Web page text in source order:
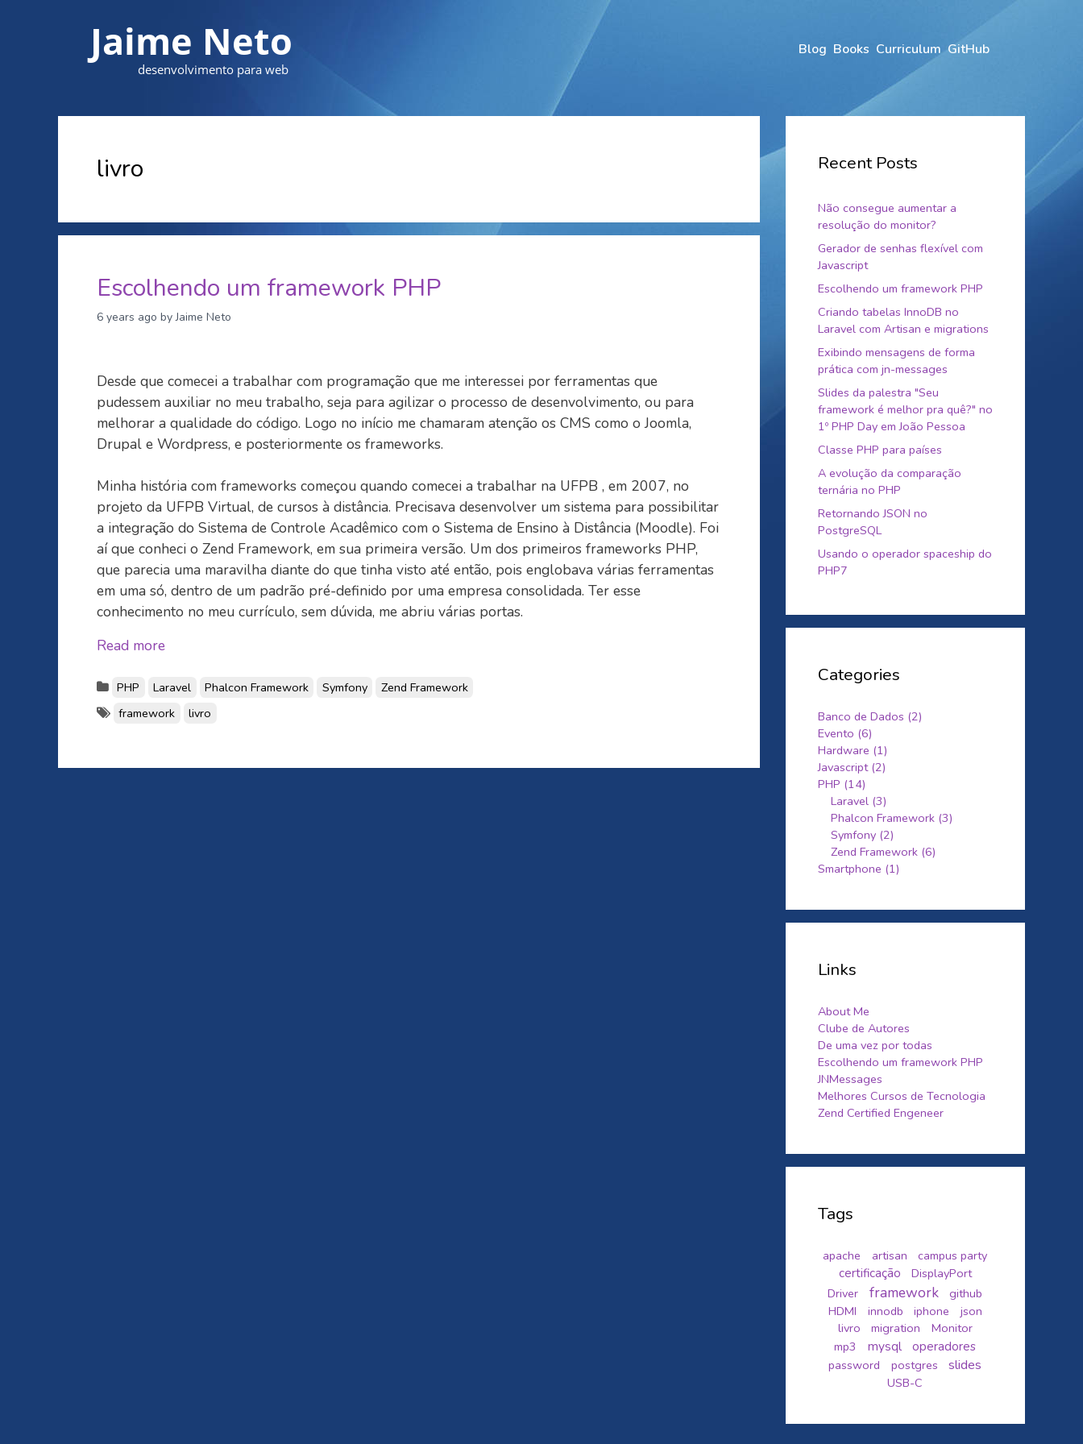
Jaime Neto
desenvolvimento para web
Blog Books Curriculum GitHub
livro
Escolhendo um framework PHP
6 years ago by Jaime Neto
Desde que comecei a trabalhar com programação que me interessei por ferramentas que
pudessem auxiliar no meu trabalho, seja para agilizar o processo de desenvolvimento, ou para
melhorar a qualidade do código. Logo no início me chamaram atenção os CMS como o Joomla,
Drupal e Wordpress, e posteriormente os frameworks.
Minha história com frameworks começou quando comecei a trabalhar na UFPB , em 2007, no
projeto da UFPB Virtual, de cursos à distância. Precisava desenvolver um sistema para possibilitar
a integração do Sistema de Controle Acadêmico com o Sistema de Ensino à Distância (Moodle). Foi
aí que conheci o Zend Framework, em sua primeira versão. Um dos primeiros frameworks PHP,
que parecia uma maravilha diante do que tinha visto até então, pois englobava várias ferramentas
em uma só, dentro de um padrão pré-definido por uma empresa consolidada. Ter esse
conhecimento no meu currículo, sem dúvida, me abriu várias portas.
Read more
PHP Laravel Phalcon Framework Symfony
Zend Framework
framework
livro
Recent Posts
Não consegue aumentar a
resolução do monitor?
Gerador de senhas flexível com
Javascript
Escolhendo um framework PHP
Criando tabelas InnoDB no
Laravel com Artisan e migrations
Exibindo mensagens de forma
prática com jn-messages
Slides da palestra "Seu
framework é melhor pra quê?" no
1º PHP Day em João Pessoa
Classe PHP para países
A evolução da comparação
ternária no PHP
Retornando JSON no
PostgreSQL
Usando o operador spaceship do
PHP7
Categories
Banco de Dados (2)
Evento (6)
Hardware (1)
Javascript (2)
PHP (14)
Laravel (3)
Phalcon Framework (3)
Symfony (2)
Zend Framework (6)
Smartphone (1)
Links
About Me
Clube de Autores
De uma vez por todas
Escolhendo um framework PHP
JNMessages
Melhores Cursos de Tecnologia
Zend Certified Engeneer
Tags
apache artisan
campus party
certificação
DisplayPort
Driver
framework
github
HDMI
innodb iphone
json
livro
migration
Monitor
mp3
mysql
operadores
password
postgres slides
USB-C